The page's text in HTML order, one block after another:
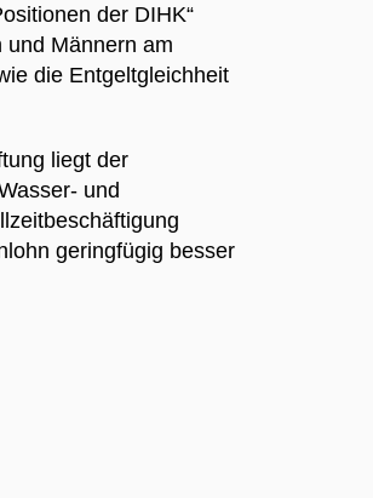
der DIHK“
und Männern am
die Entgeltgleichheit
liegt der
und
geringfügig besser